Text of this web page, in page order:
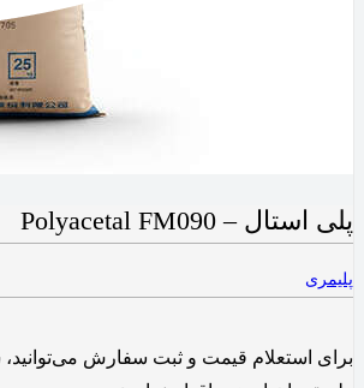
پلی استال – Polyacetal FM090
پلیمری